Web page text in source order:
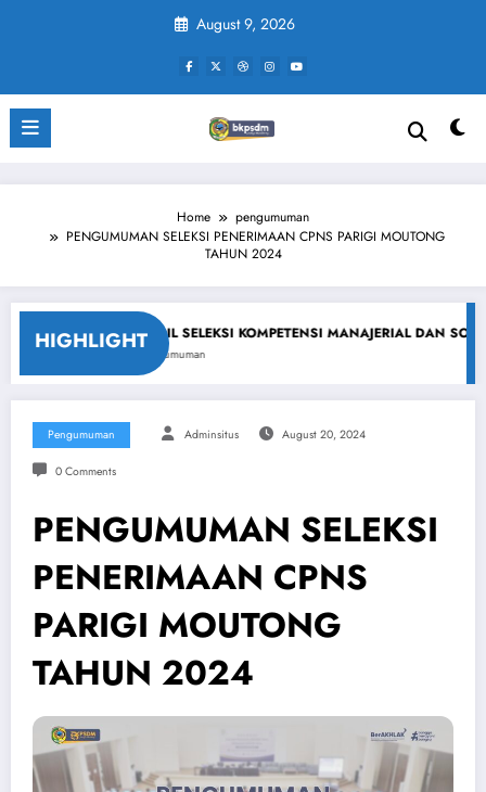
August 9, 2026
Home
pengumuman
PENGUMUMAN SELEKSI PENERIMAAN CPNS PARIGI MOUTONG
TAHUN 2024
HIGHLIGHT
2026 HASIL SELEKSI KOMPETENSI MANAJERIAL DAN SOSIAL
pengumuman
Pengumuman Adminsitus August 20, 2024
0 Comments
PENGUMUMAN SELEKSI
PENERIMAAN CPNS
PARIGI MOUTONG
TAHUN 2024